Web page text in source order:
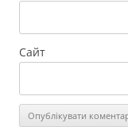
Сайт